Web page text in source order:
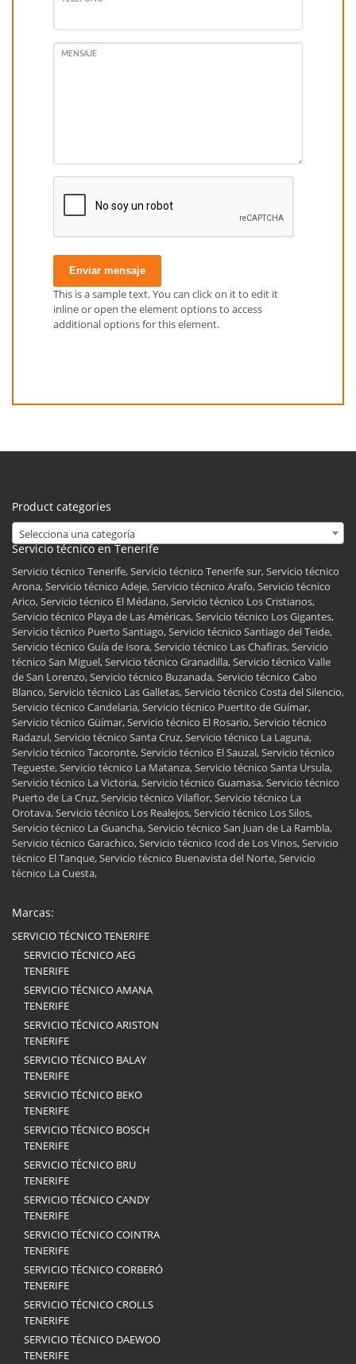
MENSAJE
Enviar mensaje
This is a sample text. You can click on it to edit it
inline or open the element options to access
additional options for this element.
Product categories
Selecciona una categoría
Servicio técnico en Tenerife
Servicio técnico Tenerife, Servicio técnico Tenerife sur, Servicio técnico
Arona, Servicio técnico Adeje, Servicio técnico Arafo, Servicio técnico
Arico, Servicio técnico El Médano, Servicio técnico Los Cristianos,
Servicio técnico Playa de Las Américas, Servicio técnico Los Gigantes,
Servicio técnico Puerto Santiago, Servicio técnico Santiago del Teide,
Servicio técnico Guía de Isora, Servicio técnico Las Chafiras, Servicio
técnico San Miguel, Servicio técnico Granadilla, Servicio técnico Valle
de San Lorenzo, Servicio técnico Buzanada, Servicio técnico Cabo
Blanco, Servicio técnico Las Galletas, Servicio técnico Costa del Silencio,
Servicio técnico Candelaria, Servicio técnico Puertito de Güímar,
Servicio técnico Güímar, Servicio técnico El Rosario, Servicio técnico
Radazul, Servicio técnico Santa Cruz, Servicio técnico La Laguna,
Servicio técnico Tacoronte, Servicio técnico El Sauzal, Servicio técnico
Tegueste, Servicio técnico La Matanza, Servicio técnico Santa Ursula,
Servicio técnico La Victoria, Servicio técnico Guamasa, Servicio técnico
Puerto de La Cruz, Servicio técnico Vilaflor, Servicio técnico La
Orotava, Servicio técnico Los Realejos, Servicio técnico Los Silos,
Servicio técnico La Guancha, Servicio técnico San Juan de La Rambla,
Servicio técnico Garachico, Servicio técnico Icod de Los Vinos, Servicio
técnico El Tanque, Servicio técnico Buenavista del Norte, Servicio
técnico La Cuesta,
Marcas:
SERVICIO TÉCNICO TENERIFE
SERVICIO TÉCNICO AEG
TENERIFE
SERVICIO TÉCNICO AMANA
TENERIFE
SERVICIO TÉCNICO ARISTON
TENERIFE
SERVICIO TÉCNICO BALAY
TENERIFE
SERVICIO TÉCNICO BEKO
TENERIFE
SERVICIO TÉCNICO BOSCH
TENERIFE
SERVICIO TÉCNICO BRU
TENERIFE
SERVICIO TÉCNICO CANDY
TENERIFE
SERVICIO TÉCNICO COINTRA
TENERIFE
SERVICIO TÉCNICO CORBERÓ
TENERIFE
SERVICIO TÉCNICO CROLLS
TENERIFE
SERVICIO TÉCNICO DAEWOO
TENERIFE